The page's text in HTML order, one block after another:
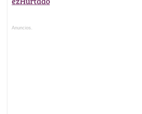
Anuncios.